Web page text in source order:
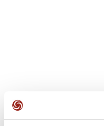
Opiniones de los usuarios